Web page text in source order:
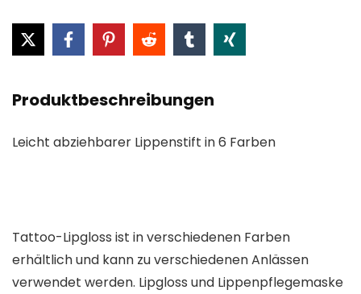
Produktbeschreibungen
Leicht abziehbarer Lippenstift in 6 Farben
Tattoo-Lipgloss ist in verschiedenen Farben
erhältlich und kann zu verschiedenen Anlässen
verwendet werden. Lipgloss und Lippenpflegemaske